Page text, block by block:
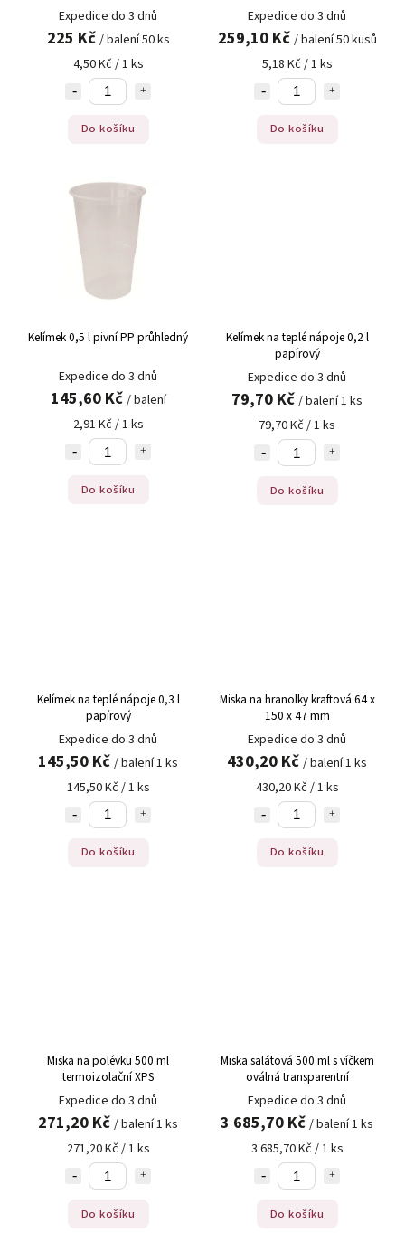
Expedice do 3 dnů
225 Kč / balení 50 ks
4,50 Kč / 1 ks
Do košíku
Expedice do 3 dnů
259,10 Kč / balení 50 kusů
5,18 Kč / 1 ks
Do košíku
Kelímek 0,5 l pivní PP průhledný
Expedice do 3 dnů
145,60 Kč / balení
2,91 Kč / 1 ks
Do košíku
Kelímek na teplé nápoje 0,2 l
papírový
Expedice do 3 dnů
79,70 Kč / balení 1 ks
79,70 Kč / 1 ks
Do košíku
Kelímek na teplé nápoje 0,3 l
papírový
Expedice do 3 dnů
145,50 Kč / balení 1 ks
145,50 Kč / 1 ks
Do košíku
Miska na hranolky kraftová 64 x
150 x 47 mm
Expedice do 3 dnů
430,20 Kč / balení 1 ks
430,20 Kč / 1 ks
Do košíku
Miska na polévku 500 ml
termoizolační XPS
Expedice do 3 dnů
271,20 Kč / balení 1 ks
271,20 Kč / 1 ks
Do košíku
Miska salátová 500 ml s víčkem
oválná transparentní
Expedice do 3 dnů
3 685,70 Kč / balení 1 ks
3 685,70 Kč / 1 ks
Do košíku